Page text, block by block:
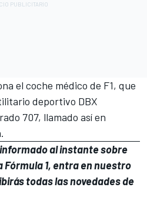
el coche médico de F1, que
deportivo DBX
707, llamado así en
al instante sobre
1, entra ennuestro
todas las novedades de